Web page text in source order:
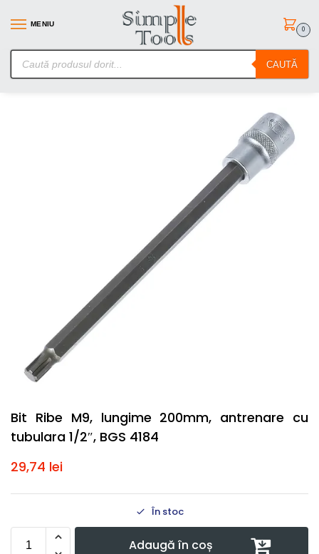
MENIU
CAUTĂ
0
SimpleTools.ro – Gasesti orice – Comanzi simplu
Prima pagină
Scule de mana Chei Tubulare cu Biti Bit Ribe M9, lungime 200mm, antrenare cu tubulara 1/2″, BGS 4184
Bit Ribe M9, lungime 200mm, antrenare cu
tubulara 1/2″, BGS 4184
29,74 lei
În stoc
Adaugă în coș